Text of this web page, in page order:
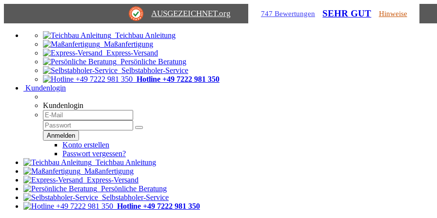
AUSGEZEICHNET.org 747 Bewertungen SEHR GUT Hinweise
Teichbau Anleitung
Maßanfertigung
Express-Versand
Persönliche Beratung
Selbstabholer-Service
Hotline +49 7222 981 350
Kundenlogin
Kundenlogin
Konto erstellen
Passwort vergessen?
Teichbau Anleitung
Maßanfertigung
Express-Versand
Persönliche Beratung
Selbstabholer-Service
Hotline +49 7222 981 350